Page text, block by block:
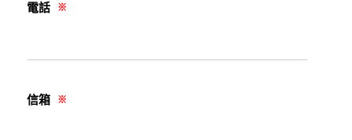
電話 ※
信箱 ※